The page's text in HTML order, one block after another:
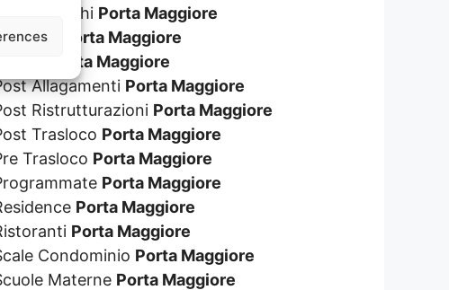
Giochi Porta Maggiore
Porta Maggiore
Porta Maggiore
Allagamenti Porta Maggiore
Ristrutturazioni Porta Maggiore
Trasloco Porta Maggiore
Trasloco Porta Maggiore
Porta Maggiore
Porta Maggiore
Porta Maggiore
Condominio Porta Maggiore
Materne Porta Maggiore